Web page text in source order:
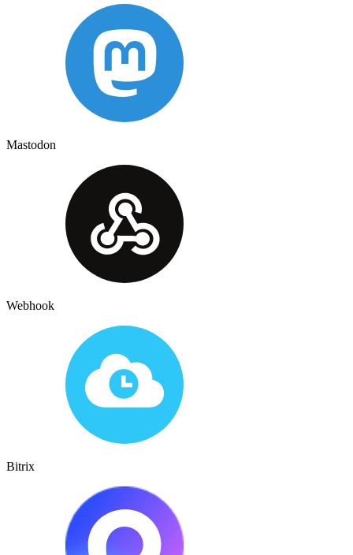
Mastodon
Webhook
Bitrix